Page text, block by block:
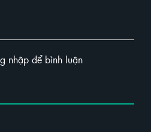
nhập để bình luận